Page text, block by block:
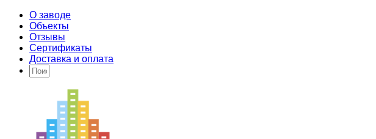
О заводе
Объекты
Отзывы
Сертификаты
Доставка и оплата